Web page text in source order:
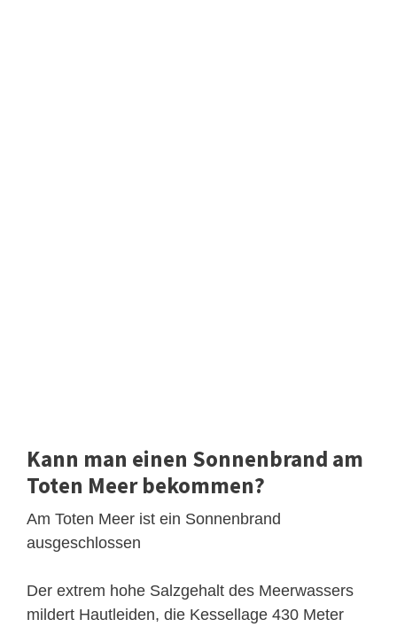
Kann man einen Sonnenbrand am
Toten Meer bekommen?
Am Toten Meer ist ein Sonnenbrand
ausgeschlossen
Der extrem hohe Salzgehalt des Meerwassers
mildert Hautleiden, die Kessellage 430 Meter